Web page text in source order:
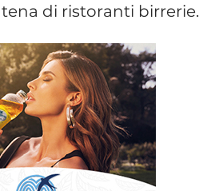
di ristoranti birrerie.